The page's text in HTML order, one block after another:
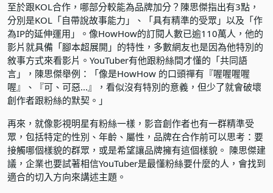
至於跟KOL合作，哪部分較能為品牌加分？陳思傑指出有3點，
分別是KOL「自帶說故事能力」、「具有精準的受眾」以及「作
為IP的延伸運用」。像HowHow的訂閱人數已逾110萬人，他的
影片就具備「腳本超展開」的特性，多數網友也是因為他特別的
敘事方式來看影片。YouTuber有他跟粉絲間才懂的「共同語
言」，陳思傑舉例：「像是HowHow 的口頭禪有『喔喔喔喔
喔』、『可、可惡...』，看似沒有特別的意義，但少了就會破壞
創作者跟粉絲的默契。」
再來，就像影視明星有粉絲一樣，影音創作者也有一群精準受
眾，包括特定的性別、年齡、屬性，品牌在合作前可以思考：要
接觸哪個樣貌的群眾，或是希望讓品牌擁有這個樣貌。 陳思傑建
議，企業也要試著相信YouTuber是最懂粉絲要什麼的人，會找到
適合的切入方向來講述主題。